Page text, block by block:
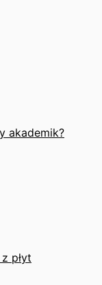
akademik?
płyt